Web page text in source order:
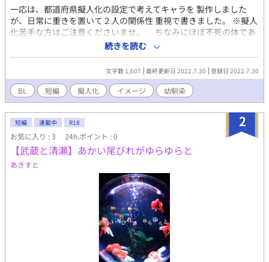
一応は、都道府県擬人化の設定で考えてキャラを 製作しました
が、日常に重きを置いて２人の関係性 重視で書きました。 ※擬人
化苦手な方はご注意くださいませ。 ちなみにほぼ不死の体であ
ります。 いやー、久し振りに都道府県の擬人化を新キャラで 書き
ました。 竜野×凪です。 ついに、H庫さんとO山さんが完成。 西
脇 竜野 身長:１８４ｃｍ ６９ｋｇ 外見:２０代半ば程に見え
る。 性格は、やさぐれてるのか、純情なのかよく分からない。 凪
の事を昔から大切に思ってはいるものの、 とある事が気がかり
で、イマイチちゃんと向き合えない。 好きとか嫌いの領域では無
い事も自覚している。 少し我が強い一面もあるが、実は神経質な
面も 持ち合わせている。 なんだかんだ、傍に凪が居ると穏やか。
玉野 凪 身長:１７２ｃｍ ５６ｋｇ 外見:色素が全体的に薄め。
２０代前半に見られる。 竜野の幼友達。よく分からないけど、竜
野には時々 つらく当たられてしまう。 ミステリアスに思われがち
だけれど、頭の中で 空想を楽しんでいるだけだったりする。 中性
的であると、自分で感じている。 ファッションは、時々竜野とペ
アにしたり同デザインの 色違いを着たりしている（ラフな格好な
どは特に） 交友関係:同じく関西圏の三千院楓や、杏との（狐と狸
シリーズから）仲が良い。 竜野と凪の関係性を、長く見て来てい
るものの くっつきそうで、くっつかない２人に何故か楓と杏が 焦
続きを読む
文字数 1,607 最終更新日 2022.7.30 登録日 2022.7.30
BL 短編 擬人化 イメージ 幼馴染
2
短編 連載中 R18
お気に入り : 3 24h.ポイント : 0
【武蔵と清瀬】あかい尾びれがゆらゆらと
あきすと